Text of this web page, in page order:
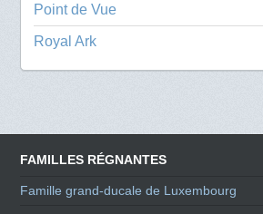
Point de Vue
Royal Ark
FAMILLES RÉGNANTES
Famille grand-ducale de Luxembourg